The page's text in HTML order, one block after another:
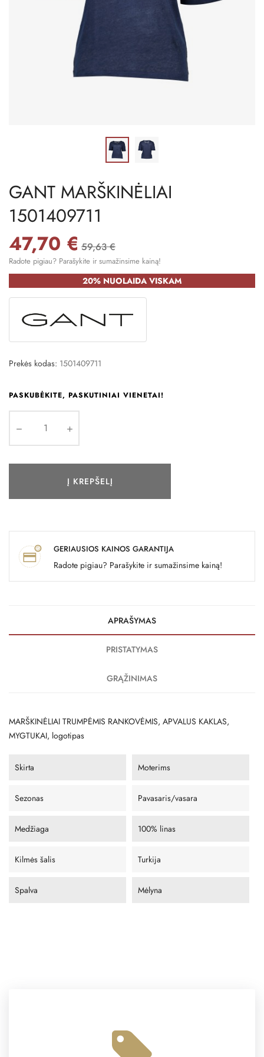
GANT MARŠKINĖLIAI
1501409711
47,70 € 59,63 €
Radote pigiau? Parašykite ir sumažinsime kainą!
20% NUOLAIDA VISKAM
Prekės kodas: 1501409711
PASKUBĖKITE, PASKUTINIAI VIENETAI!
Į KREPŠELĮ
GERIAUSIOS KAINOS GARANTIJA
Radote pigiau? Parašykite ir sumažinsime kainą!
APRAŠYMAS
PRISTATYMAS
GRĄŽINIMAS
MARŠKINĖLIAI TRUMPĖMIS RANKOVĖMIS, APVALUS KAKLAS,
MYGTUKAI, logotipas
Skirta Moterims
Sezonas Pavasaris/vasara
Medžiaga 100% linas
Kilmės šalis Turkija
Spalva Mėlyna